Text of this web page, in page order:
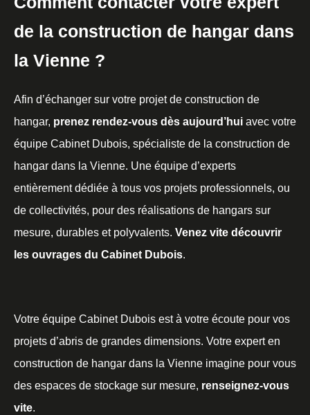
de la construction de hangar dans
la Vienne ?
Afin d’échanger sur votre projet de construction de
hangar, prenez rendez-vous dès aujourd’hui avec votre
équipe Cabinet Dubois, spécialiste de la construction de
hangar dans la Vienne. Une équipe d’experts
entièrement dédiée à tous vos projets professionnels, ou
de collectivités, pour des réalisations de hangars sur
mesure, durables et polyvalents. Venez vite découvrir
les ouvrages du Cabinet Dubois.
Votre équipe Cabinet Dubois est à votre écoute pour vos
projets d’abris de grandes dimensions. Votre expert en
construction de hangar dans la Vienne imagine pour vous
des espaces de stockage sur mesure, renseignez-vous
vite.